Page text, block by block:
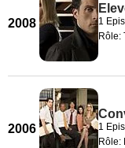
2008 1
Rôle:
2006 1
Rôle: